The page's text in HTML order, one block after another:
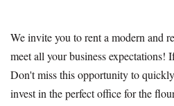
We invite you to rent a modern and
meet all your business expectations!
Don't miss this opportunity to
invest in the perfect office for the